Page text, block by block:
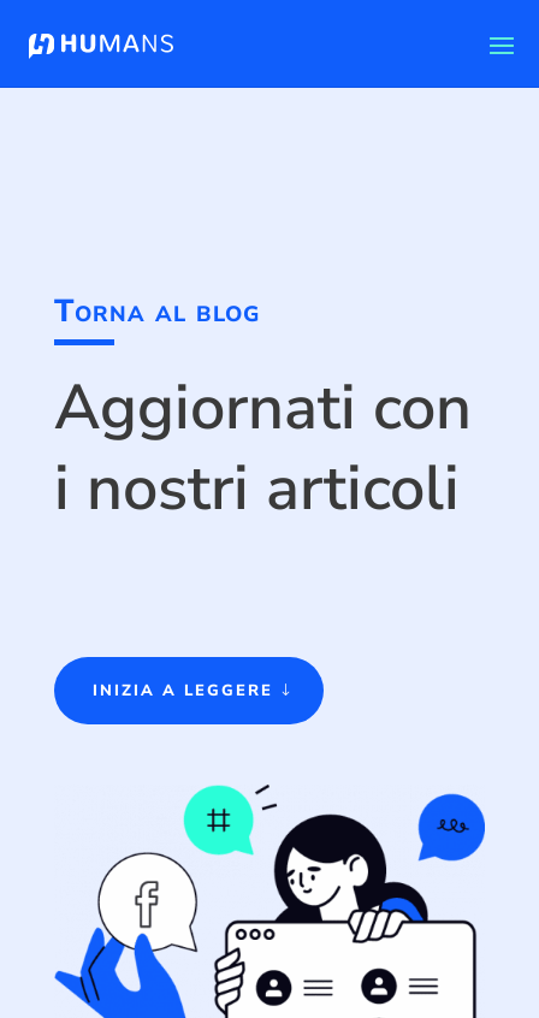
Torna al blog
Aggiornati con
i nostri articoli
INIZIA A LEGGERE